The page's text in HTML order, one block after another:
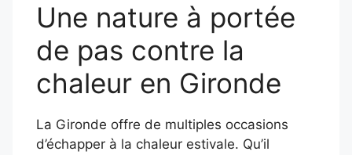
Une nature à portée
de pas contre la
chaleur en Gironde
La Gironde offre de multiples occasions
d’échapper à la chaleur estivale. Qu’il